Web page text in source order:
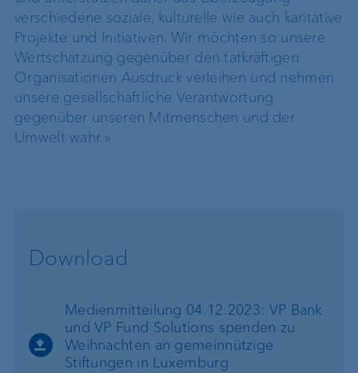
verschiedene soziale, kulturelle wie auch karitative
Projekte und Initiativen. Wir möchten so unsere
Wertschätzung gegenüber den tatkräftigen
Organisationen Ausdruck verleihen und nehmen
unsere gesellschaftliche Verantwortung
gegenüber unseren Mitmenschen und der
Umwelt wahr.»
Download
Medienmitteilung 04.12.2023: VP Bank
und VP Fund Solutions spenden zu
Weihnachten an gemeinnützige
Stiftungen in Luxemburg